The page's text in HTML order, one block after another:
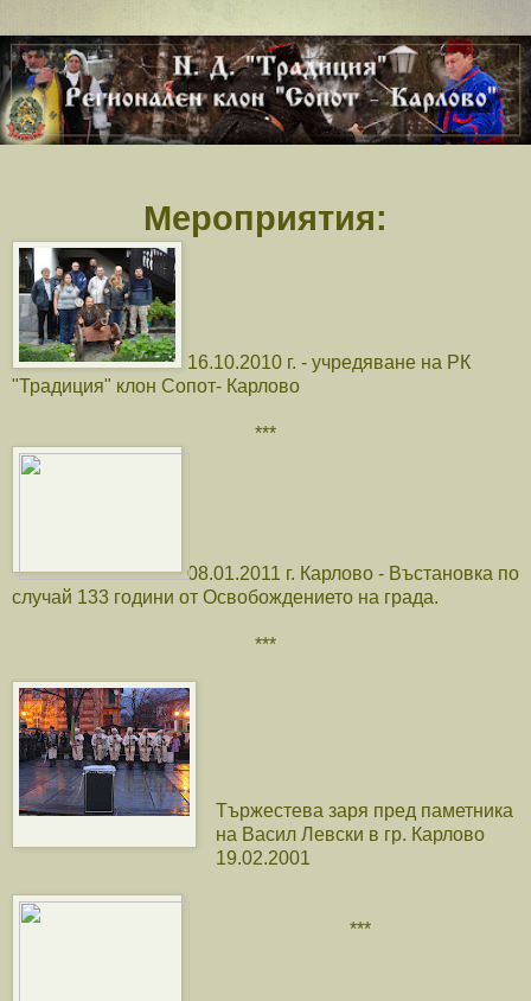
Мероприятия:
16.10.2010 г. - учредяване на РК
"Традиция" клон Сопот- Карлово
***
08.01.2011 г. Карлово - Въстановка по
случай 133 години от Освобождението на града.
***
Тържестева заря пред паметника
на Васил Левски в гр. Карлово
19.02.2001
***